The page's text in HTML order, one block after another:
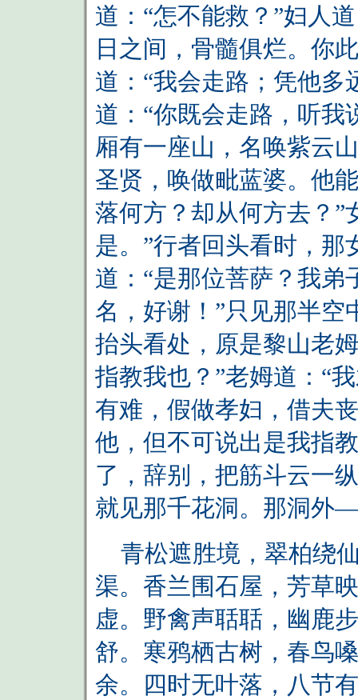
道：“怎不能救？”妇人
日之间，骨髓俱烂。你
道：“我会走路；凭他多
道：“你既会走路，听
厢有一座山，名唤紫云
圣贤，唤做毗蓝婆。他
落何方？却从何方去？”
是。”行者回头看时，
道：“是那位菩萨？我
名，好谢！”只见那半空
抬头看处，原是黎山老
指教我也？”老姆道：“
有难，假做孝妇，借夫
他，但不可说出是我指
了，辞别，把筋斗云一
就见那千花洞。那洞
青松遮胜境，翠柏绕
渠。香兰围石屋，芳草
虚。野禽声聒聒，幽鹿
舒。寒鸦栖古树，春鸟
余。四时无叶落，八节